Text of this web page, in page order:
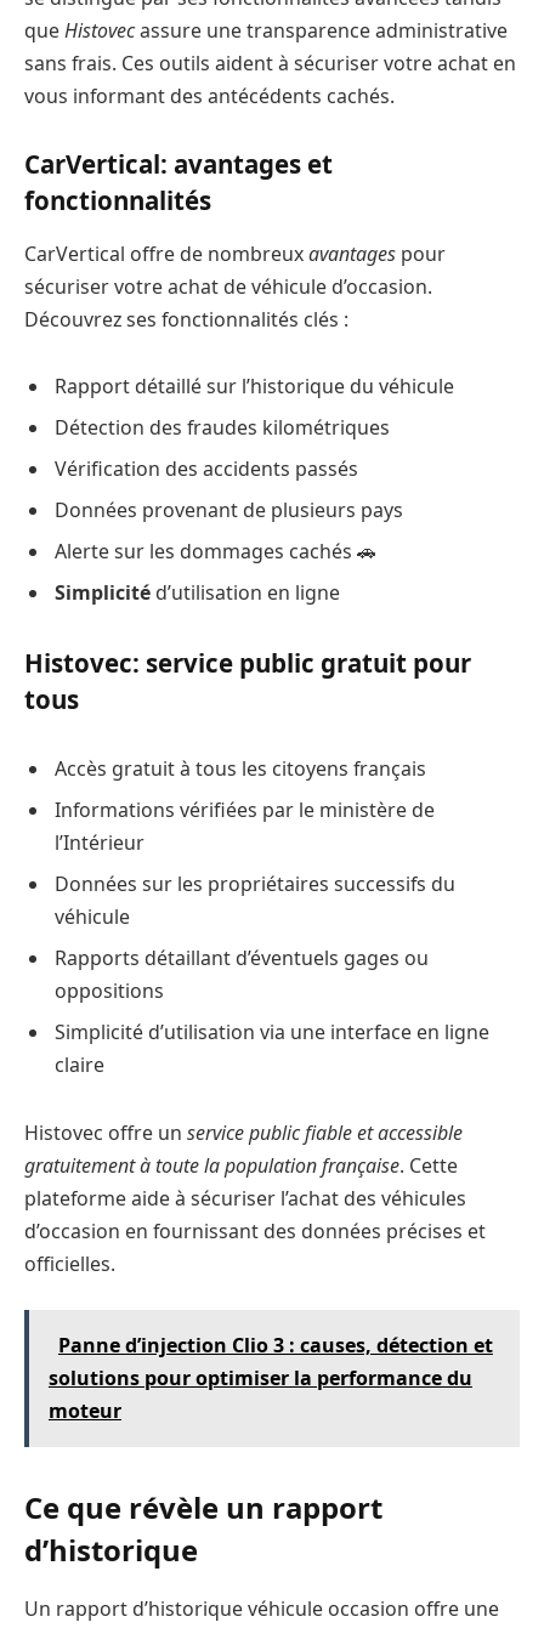
queHistovecassure une transparence administrative
sans frais. Ces outils aident à sécuriser votre achat en
vous informant des antécédents cachés.
CarVertical: avantages et
fonctionnalités
CarVertical offre de nombreuxavantages pour
sécuriser votre achat de véhicule d’occasion.
Découvrez ses fonctionnalités clés :
Rapport détaillé sur l’historique du véhicule
Détection des fraudes kilométriques
Vérification des accidents passés
Données provenant de plusieurs pays
Alerte sur les dommages cachés 🚗
Simplicité d’utilisation en ligne
Histovec: service public gratuit pour
tous
Accès gratuit à tous les citoyens français
Informations vérifiées par le ministère de
l’Intérieur
Données sur les propriétaires successifs du
véhicule
Rapports détaillant d’éventuels gages ou
oppositions
Simplicité d’utilisation via une interface en ligne
claire
Histovec offre un service public fiable et accessible
gratuitement à toute la population française. Cette
plateforme aide à sécuriser l’achat des véhicules
d’occasion en fournissant des données précises et
officielles.
Panne d’injection Clio 3 : causes, détection et
solutions pour optimiser la performance du
moteur
Ce que révèle un rapport
d’historique
Un rapport d’historique véhicule occasion offre une